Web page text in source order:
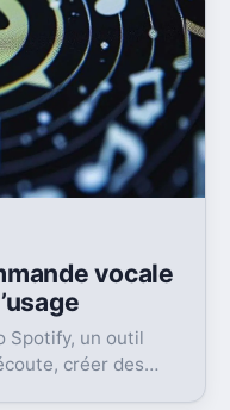
vocale
Spotify, un outil
créer des